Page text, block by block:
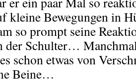
kleine Bewegungen in
so prompt seine
der Schulter…
schon etwas von
Beine…